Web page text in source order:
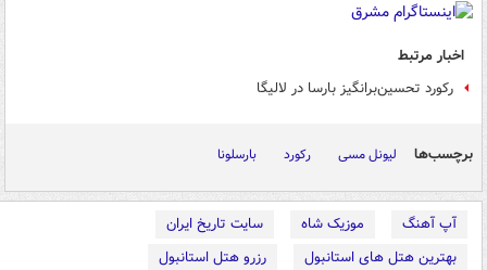
اخبار مرتبط
رکورد تحسین‌برانگیز بارسا در لالیگا
برچسب‌ها لیونل مسی رکورد بارسلونا
آپ آهنگ موزیک شاه
سایت تاریخ ایران
بهترین هتل های استانبول
رزرو هتل استانبول